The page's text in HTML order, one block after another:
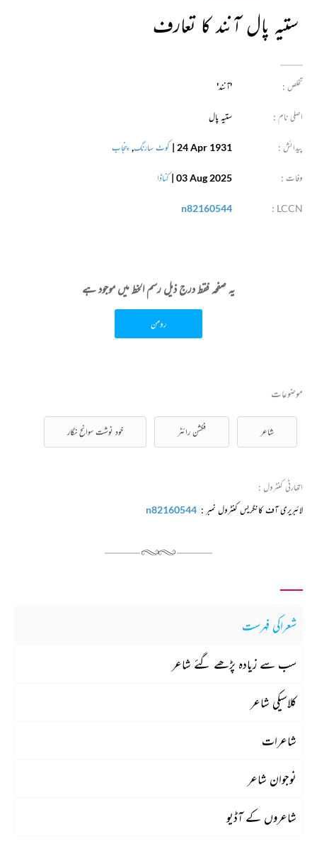
ستیہ پال آنند کا تعارف
تخلص : 'آنند'
اصلی نام : ستیہ پال
پیدائش : 24 Apr 1931
| کوٹ سارنگ,پنجاب
وفات : 03 Aug 2025
|کناڈا
LCCN :
n82160544
یہ صفحہ فقط درج ذیل رسم الخط میں موجود ہے
رومن
موضوعات
شاعر فکشن رائٹر خود نوشت سوانح نگار
اتھارٹی کنٹرول :
لائبریری آف کانگریس کنٹرول نمبر : n82160544
شعراکی فہرست
سب سے زیادہ پڑھے گئے شاعر
کلاسیکی شاعر
شاعرات
نوجوان شاعر
شاعروں کے آڈیو